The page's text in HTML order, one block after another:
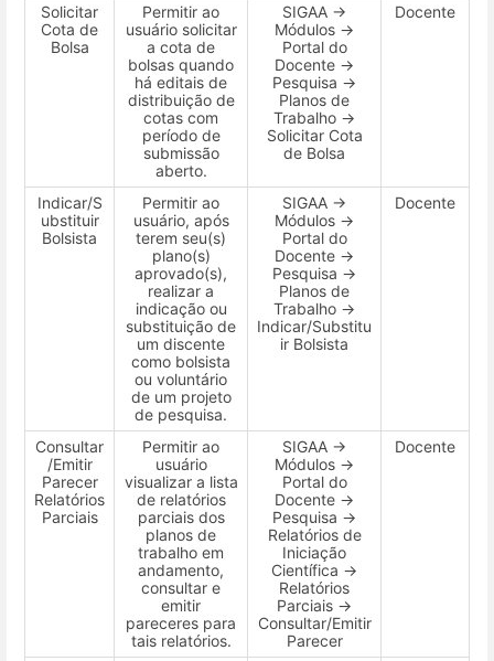
Solicitar
Cota de
Bolsa
Permitir ao
usuário solicitar
a cota de
bolsas quando
há editais de
distribuição de
cotas com
período de
submissão
aberto.
SIGAA →
Módulos →
Portal do
Docente →
Pesquisa →
Planos de
Trabalho →
Solicitar Cota
de Bolsa
Docente
Indicar/S
ubstituir
Bolsista
Permitir ao
usuário, após
terem seu(s)
plano(s)
aprovado(s),
realizar a
indicação ou
substituição de
um discente
como bolsista
ou voluntário
de um projeto
de pesquisa.
SIGAA →
Módulos →
Portal do
Docente →
Pesquisa →
Planos de
Trabalho →
Indicar/Substitu
ir Bolsista
Docente
Consultar
/Emitir
Parecer
Relatórios
Parciais
Permitir ao
usuário
visualizar a lista
de relatórios
parciais dos
planos de
trabalho em
andamento,
consultar e
emitir
pareceres para
tais relatórios.
SIGAA →
Módulos →
Portal do
Docente →
Pesquisa →
Relatórios de
Iniciação
Científica →
Relatórios
Parciais →
Consultar/Emitir
Parecer
Docente